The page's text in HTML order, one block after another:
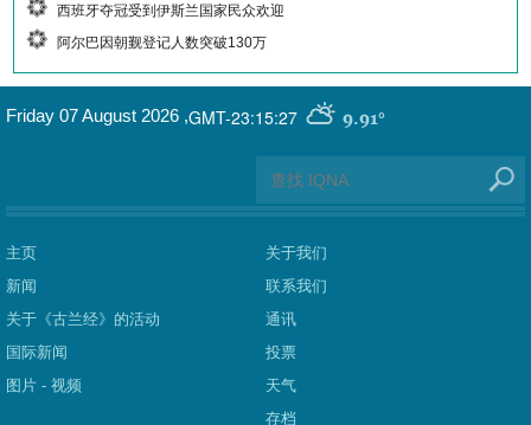
西班牙夺冠受到伊斯兰国家民众欢迎
阿尔巴因朝觐登记人数突破130万
GMT-23:15:27 9.91°
Friday 07 August 2026 ,
主页
新闻
关于《古兰经》的活动
国际新闻
图片 - 视频
关于我们
联系我们
通讯
投票
天气
存档